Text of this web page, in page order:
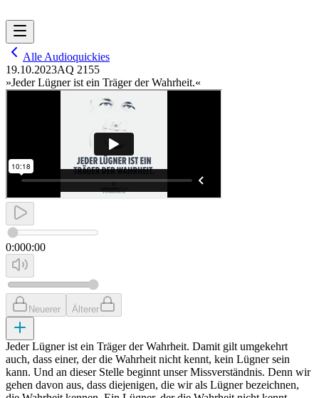
Alle Audioquickies
19.10.2023AQ 2155
»Jeder Lügner ist ein Träger der Wahrheit.«
0:000:00
Neuerer Älterer
Jeder Lügner ist ein Träger der Wahrheit. Damit gilt umgekehrt
auch, dass einer, der die Wahrheit nicht kennt, kein Lügner sein
kann. Und an dieser Stelle beginnt unser Missverständnis. Denn wir
gehen davon aus, dass diejenigen, die wir als Lügner bezeichnen,